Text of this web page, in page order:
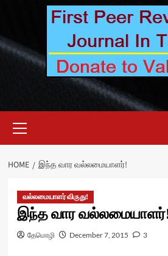
Menu
HOME இந்த வார வல்லமையாளர்!
வல்லமையாளர் விருது!
இந்த வார
தேமொழி December 7, 2015 3